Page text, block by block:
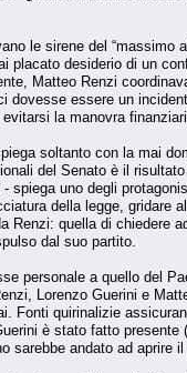
le sirene del “massimo
placato desiderio di un
Matteo Renzi
essere un
la manovra
soltanto con la mai
del Senato è il
uno degli
della legge, gridare
Renzi: quella di
dal suo partito.
personale a quello del
Lorenzo Guerini e
Fonti quirinalizie
è stato fatto
sarebbe andato ad aprire il